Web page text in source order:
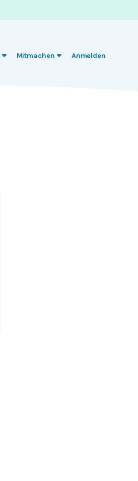
Mitmachen Anmelden